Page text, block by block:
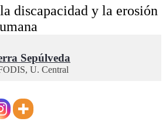
discapacidad y la erosión
Sepúlveda